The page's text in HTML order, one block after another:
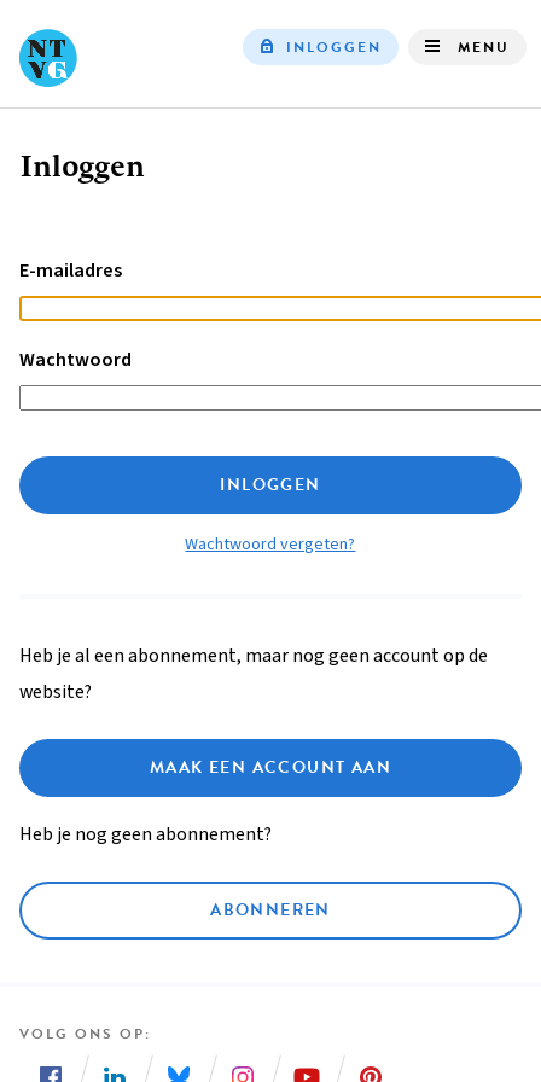
INLOGGEN MENU
Kruimelpad
Inloggen
E-mailadres
Wachtwoord
INLOGGEN
Wachtwoord vergeten?
Heb je al een abonnement, maar nog geen account op de
website?
MAAK EEN ACCOUNT AAN
Heb je nog geen abonnement?
ABONNEREN
VOLG ONS OP